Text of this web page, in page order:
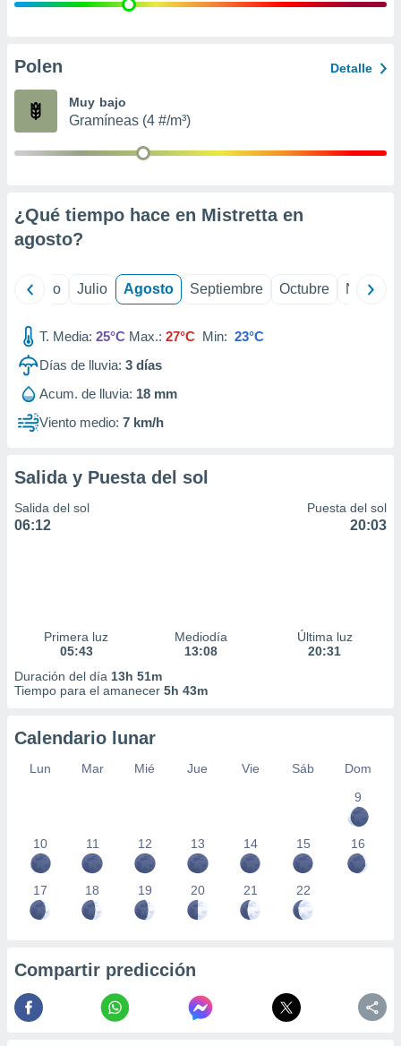
publicidad
de
Polen Detalle
Muy bajo
Gramíneas (4 #/m³)
¿Qué tiempo hace en Mistretta en
agosto?
Junio Julio Agosto Septiembre Octubre
T. Media: 25°C Max.: 27°C Min: 23°C
Días de lluvia: 3 días
Acum. de lluvia: 18 mm
Viento medio: 7 km/h
Salida y Puesta del sol
Salida del sol
06:12
Puesta del sol
20:03
Primera luz
05:43
Mediodía
13:08
Última luz
20:31
Duración del día 13h 51m
Tiempo para el amanecer 5h 43m
Calendario lunar
Lun Mar Mié Jue Vie Sáb
Dom
9
10 11 12 13 14 15 16
17 18 19 20 21 22
Compartir predicción